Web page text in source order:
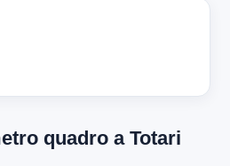
quadro a Totari